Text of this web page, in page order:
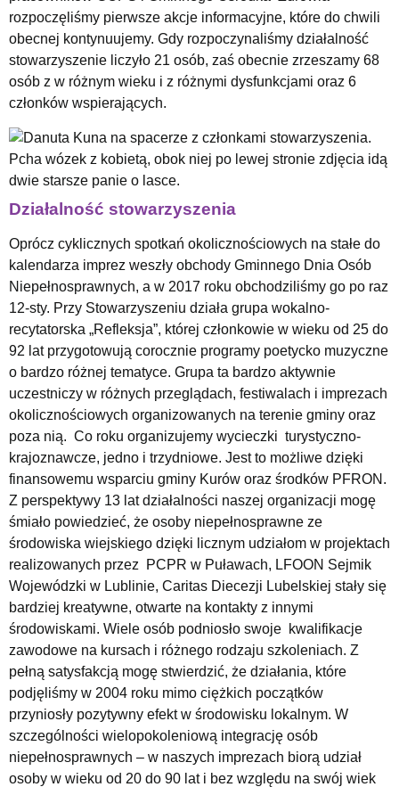
rozpoczęliśmy pierwsze akcje informacyjne, które do chwili
obecnej kontynuujemy. Gdy rozpoczynaliśmy działalność
stowarzyszenie liczyło 21 osób, zaś obecnie zrzeszamy 68
osób z w różnym wieku i z różnymi dysfunkcjami oraz 6
członków wspierających.
Działalność stowarzyszenia
Oprócz cyklicznych spotkań okolicznościowych na stałe do
kalendarza imprez weszły obchody Gminnego Dnia Osób
Niepełnosprawnych, a w 2017 roku obchodziliśmy go po raz
12-sty. Przy Stowarzyszeniu działa grupa wokalno-
recytatorska „Refleksja”, której członkowie w wieku od 25 do
92 lat przygotowują corocznie programy poetycko muzyczne
o bardzo różnej tematyce. Grupa ta bardzo aktywnie
uczestniczy w różnych przeglądach, festiwalach i imprezach
okolicznościowych organizowanych na terenie gminy oraz
poza nią. Co roku organizujemy wycieczki turystyczno-
krajoznawcze, jedno i trzydniowe. Jest to możliwe dzięki
finansowemu wsparciu gminy Kurów oraz środków PFRON.
Z perspektywy 13 lat działalności naszej organizacji mogę
śmiało powiedzieć, że osoby niepełnosprawne ze
środowiska wiejskiego dzięki licznym udziałom w projektach
realizowanych przez PCPR w Puławach, LFOON Sejmik
Wojewódzki w Lublinie, Caritas Diecezji Lubelskiej stały się
bardziej kreatywne, otwarte na kontakty z innymi
środowiskami. Wiele osób podniosło swoje kwalifikacje
zawodowe na kursach i różnego rodzaju szkoleniach. Z
pełną satysfakcją mogę stwierdzić, że działania, które
podjęliśmy w 2004 roku mimo ciężkich początków
przyniosły pozytywny efekt w środowisku lokalnym. W
szczególności wielopokoleniową integrację osób
niepełnosprawnych – w naszych imprezach biorą udział
osoby w wieku od 20 do 90 lat i bez względu na swój wiek